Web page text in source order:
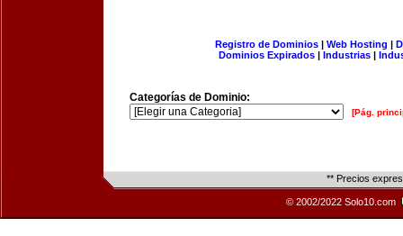
Registro de Dominios| Web Hosting |
Dominios Expirados | Industrias |
Categorías de Dominio:
[Pág.
** Precios
© 2002/2022 Solo10.com